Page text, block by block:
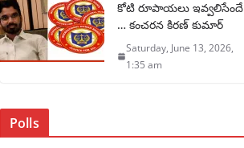
కోటి రూపాయలు ఇవ్వలిసేందే
… కంచరన కిరణ్ కుమార్
Saturday, June 13, 2026,
1:35 am
Polls